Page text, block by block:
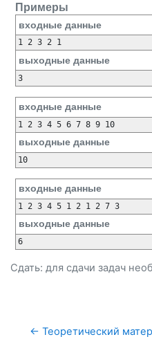
Примеры
входные данные
1 2 3 2 1
выходные данные
3
входные данные
1 2 3 4 5 6 7 8 9 10
выходные данные
10
входные данные
1 2 3 4 5 1 2 1 2 7 3
выходные данные
6
Сдать: для сдачи задач
← Теоретический